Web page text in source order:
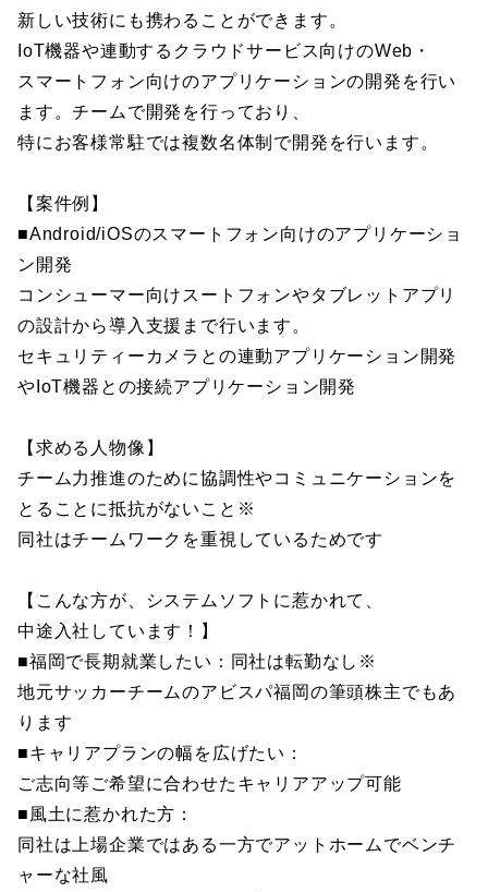
新しい技術にも携わることができます。
IoT機器や連動するクラウドサービス向けのWeb・
スマートフォン向けのアプリケーションの開発を行い
ます。チームで開発を行っており、
特にお客様常駐では複数名体制で開発を行います。
【案件例】
■Android/iOSのスマートフォン向けのアプリケーショ
ン開発
コンシューマー向けスートフォンやタブレットアプリ
の設計から導入支援まで行います。
セキュリティーカメラとの連動アプリケーション開発
やIoT機器との接続アプリケーション開発
【求める人物像】
チーム力推進のために協調性やコミュニケーションを
とることに抵抗がないこと※
同社はチームワークを重視しているためです
【こんな方が、システムソフトに惹かれて、
中途入社しています！】
■福岡で長期就業したい：同社は転勤なし※
地元サッカーチームのアビスパ福岡の筆頭株主でもあ
ります
■キャリアプランの幅を広げたい：
ご志向等ご希望に合わせたキャリアアップ可能
■風土に惹かれた方：
同社は上場企業ではある一方でアットホームでベンチ
ャーな社風